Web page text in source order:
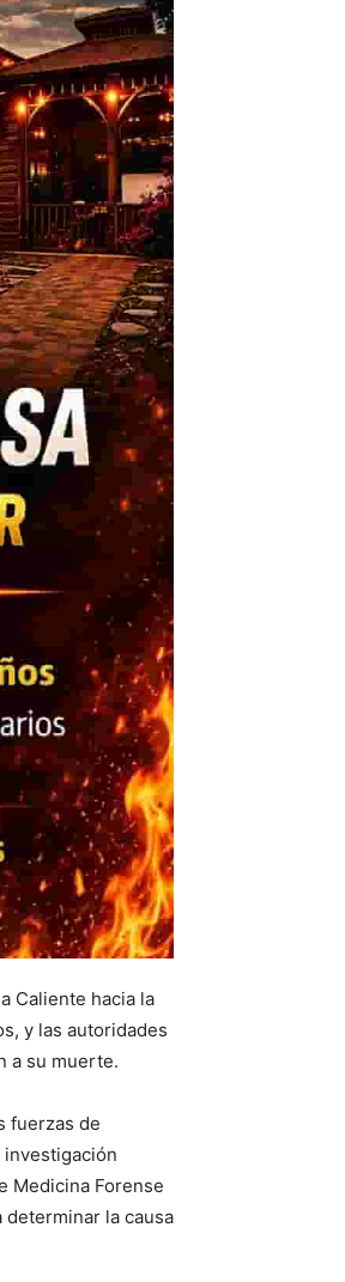
Caliente hacia la
y las autoridades
a su muerte.
fuerzas de
investigación
Medicina Forense
la causa